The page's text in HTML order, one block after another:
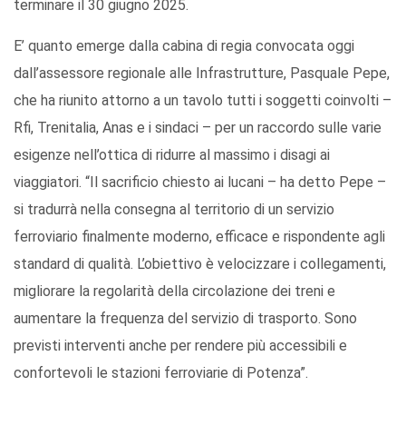
terminare il 30 giugno 2025.
E’ quanto emerge dalla cabina di regia convocata oggi
dall’assessore regionale alle Infrastrutture, Pasquale Pepe,
che ha riunito attorno a un tavolo tutti i soggetti coinvolti –
Rfi, Trenitalia, Anas e i sindaci – per un raccordo sulle varie
esigenze nell’ottica di ridurre al massimo i disagi ai
viaggiatori. “Il sacrificio chiesto ai lucani – ha detto Pepe –
si tradurrà nella consegna al territorio di un servizio
ferroviario finalmente moderno, efficace e rispondente agli
standard di qualità. L’obiettivo è velocizzare i collegamenti,
migliorare la regolarità della circolazione dei treni e
aumentare la frequenza del servizio di trasporto. Sono
previsti interventi anche per rendere più accessibili e
confortevoli le stazioni ferroviarie di Potenza”.